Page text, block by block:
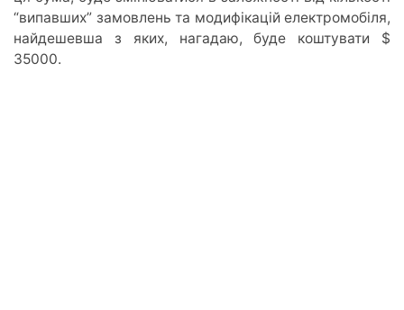
“випавших” замовлень та модифікацій електромобіля,
найдешевша з яких, нагадаю, буде коштувати $
35000.